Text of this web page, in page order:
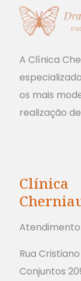
A Clínica
os mais
realização
Clínica
Rua
Conjuntos